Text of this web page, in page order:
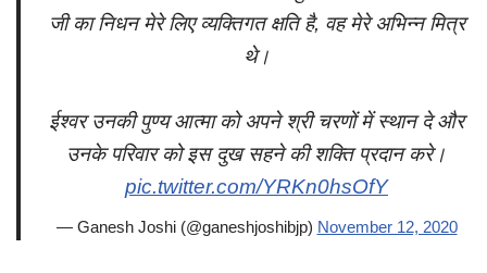
जी का निधन मेरे लिए व्यक्तिगत क्षति है, वह मेरे अभिन्न मित्र
थे।
ईश्वर उनकी पुण्य आत्मा को अपने श्री चरणों में स्थान दे और
उनके परिवार को इस दुख सहने की शक्ति प्रदान करे।
pic.twitter.com/YRKn0hsOfY
— Ganesh Joshi (@ganeshjoshibjp) November 12, 2020